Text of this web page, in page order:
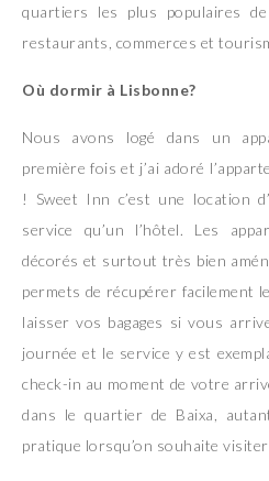
quartiers les plus populaires
restaurants, commerces et
Où dormir à Lisbonne?
Nous avons logé dans un
première fois et j’ai adoré
! Sweet Inn c’est une location
service qu’un l’hôtel. Les
décorés et surtout très bien
permets de récupérer facilement
laisser vos bagages si vous
journée et le service y est
check-in au moment de votre
dans le quartier de Baixa,
pratique lorsqu’on souhaite visiter